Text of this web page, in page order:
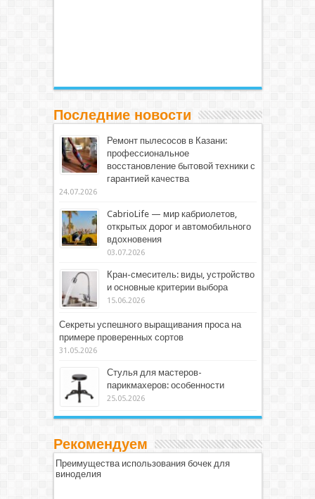
Последние новости
Ремонт пылесосов в Казани:
профессиональное
восстановление бытовой техники с
гарантией качества
24.07.2026
CabrioLife — мир кабриолетов,
открытых дорог и автомобильного
вдохновения
03.07.2026
Кран-смеситель: виды, устройство
и основные критерии выбора
15.06.2026
Секреты успешного выращивания проса на
примере проверенных сортов
31.05.2026
Стулья для мастеров-
парикмахеров: особенности
25.05.2026
Рекомендуем
Преимущества использования бочек для
виноделия